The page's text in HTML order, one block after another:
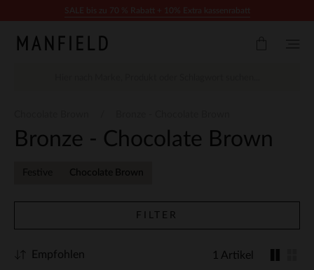
Bronze - Chocolate Brown
Festive Chocolate Brown
FILTER
1 Artikel
Empfohlen